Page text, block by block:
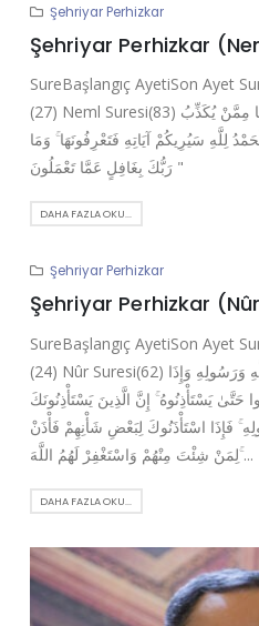
Şehriyar Perhizkar
Şehriyar Perhizkar
SureBaşlangıç AyetiSon Ayet
(27) Neml Suresi(83) وَيَوْمَ نَحْشُرُ مِنْ كُلِّ أُمَّةٍ فَوْجًا مِمَّنْ يُكَذِّبُ
وَقُلِ الْحَمْدُ لِلَّهِ سَيُرِيكُمْ آيَاتِهِ فَتَعْرِفُونَهَا ۚ وَمَا
رَبُّكَ بِغَافِلٍ عَمَّا تَعْمَلُونَ "
DAHA FAZLA OKU...
Şehriyar Perhizkar
SureBaşlangıç AyetiSon Ayet
(24) Nûr Suresi(62) إِنَّمَا الْمُؤْمِنُونَ الَّذِينَ آمَنُوا بِاللَّهِ وَرَسُولِهِ وَإِذَا
حَتَّىٰ يَسْتَأْذِنُوهُ ۚ إِنَّ الَّذِينَ يَسْتَأْذِنُونَكَ
فَإِذَا اسْتَأْذَنُوكَ لِبَعْضِ شَأْنِهِمْ فَأْذَنْ
لِمَنْ شِئْتَ مِنْهُمْ وَاسْتَغْفِرْ لَهُمُ اللَّهَ ۚ...
DAHA FAZLA OKU...